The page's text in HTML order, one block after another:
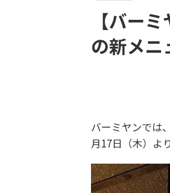
【バー
の新メニ
バーミヤンでは
月17日（木）よ